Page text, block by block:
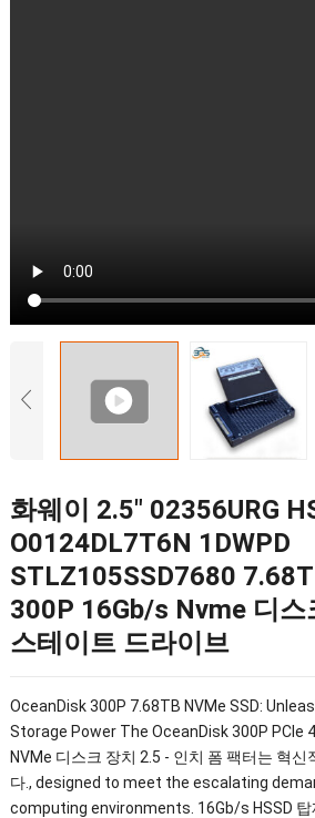
화웨이 2.5″ 02356URG
O0124DL7T6N 1DWPD
STLZ105SSD7680
300P 16Gb/s Nvme 디스
스테이트 드라이브
OceanDisk 300P 7.68TB NVMe SSD:
Storage Power The OceanDisk 300P PCIe
NVMe 디스크 장치 2.5 - 인치 폼 팩터는 혁
다., designed to meet the escalating
computing environments . 16Gb/s HSSD